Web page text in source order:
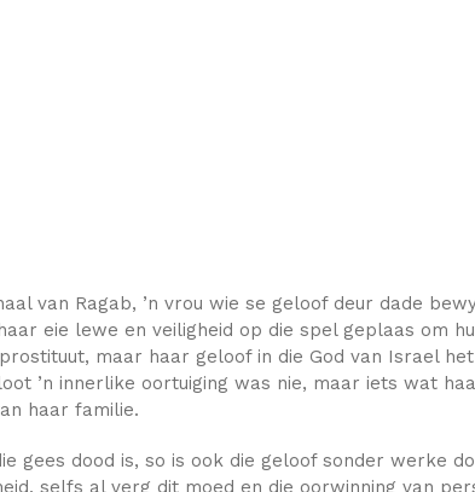
van Ragab, ’n vrou wie se geloof deur dade
eie lewe en veiligheid op die spel geplaas om
maar haar geloof in die God van Israel
’n innerlike oortuiging was nie, maar iets wat
haar familie.
gees dood is, so is ook die geloof sonder werke
selfs al verg dit moed en die oorwinning van